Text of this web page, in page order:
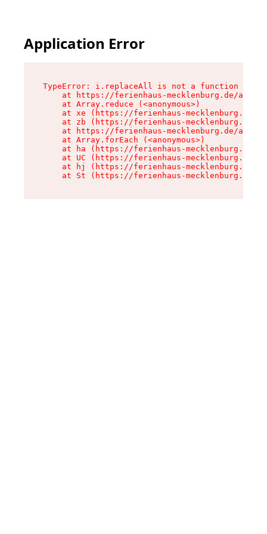
Application Error
TypeError: i.replaceAll is not a function
at https://ferienhaus-mecklenburg.de/
    at Array.reduce (<anonymous>)
at xe (https://ferienhaus-mecklenburg.de/
at zb (https://ferienhaus-mecklenburg.de/
at https://ferienhaus-mecklenburg.de/
    at Array.forEach (<anonymous>)
at ha (https://ferienhaus-mecklenburg.de/
at UC (https://ferienhaus-mecklenburg.de/
at hj (https://ferienhaus-mecklenburg.de/
at St (https://ferienhaus-mecklenburg.de/